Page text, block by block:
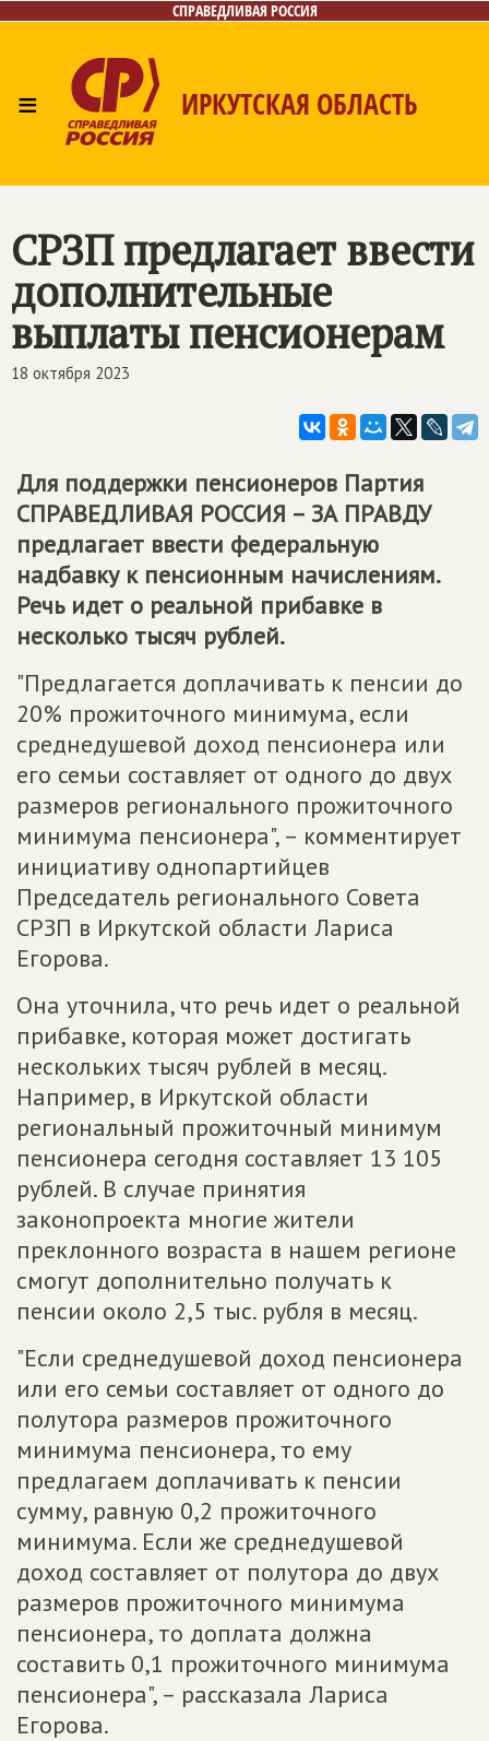
СПРАВЕДЛИВАЯ РОССИЯ
≡ ИРКУТСКАЯ ОБЛАСТЬ
Интернет-приёмная
СРЗП предлагает ввести
дополнительные
выплаты пенсионерам
18 октября 2023
Для поддержки пенсионеров Партия
СПРАВЕДЛИВАЯ РОССИЯ – ЗА ПРАВДУ
предлагает ввести федеральную
надбавку к пенсионным начислениям.
Речь идет о реальной прибавке в
несколько тысяч рублей.
"Предлагается доплачивать к пенсии до
20% прожиточного минимума, если
среднедушевой доход пенсионера или
его семьи составляет от одного до двух
размеров регионального прожиточного
минимума пенсионера", – комментирует
инициативу однопартийцев
Председатель регионального Совета
СРЗП в Иркутской области Лариса
Егорова.
Она уточнила, что речь идет о реальной
прибавке, которая может достигать
нескольких тысяч рублей в месяц.
Например, в Иркутской области
региональный прожиточный минимум
пенсионера сегодня составляет 13 105
рублей. В случае принятия
законопроекта многие жители
преклонного возраста в нашем регионе
смогут дополнительно получать к
пенсии около 2,5 тыс. рубля в месяц.
"Если среднедушевой доход пенсионера
или его семьи составляет от одного до
полутора размеров прожиточного
минимума пенсионера, то ему
предлагаем доплачивать к пенсии
сумму, равную 0,2 прожиточного
минимума. Если же среднедушевой
доход составляет от полутора до двух
размеров прожиточного минимума
пенсионера, то доплата должна
составить 0,1 прожиточного минимума
пенсионера", – рассказала Лариса
Егорова.